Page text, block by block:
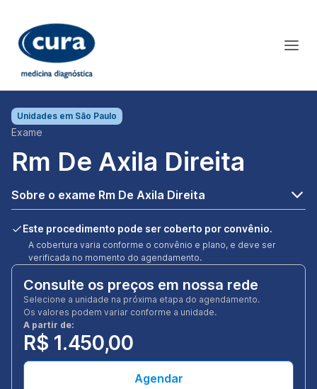
Unidades em São Paulo
Exame
Rm De Axila Direita
Sobre o exame Rm De Axila Direita
Este procedimento pode ser coberto por convênio.
A cobertura varia conforme o convênio e plano, e deve ser
verificada no momento do agendamento.
Consulte os preços em nossa rede
Selecione a unidade na próxima etapa do agendamento.
Os valores podem variar conforme a unidade.
A partir de:
R$ 1.450,00
Agendar